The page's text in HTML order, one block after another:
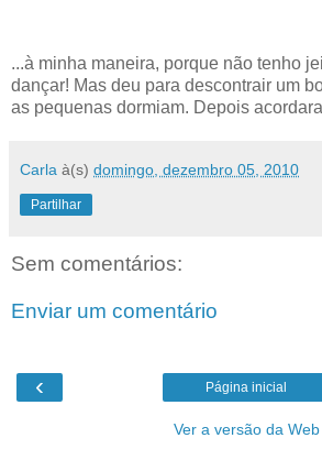
...à minha maneira, porque não tenho
dançar! Mas deu para descontrair um
as pequenas dormiam. Depois
Carla à(s) domingo, dezembro 05, 2010
Partilhar
Sem comentários:
Enviar um comentário
‹ Página inicial
Ver a versão da Web